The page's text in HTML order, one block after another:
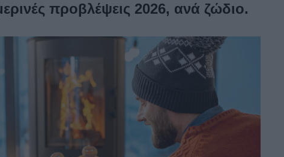
προβλέψεις 2026, ανά ζώδιο.